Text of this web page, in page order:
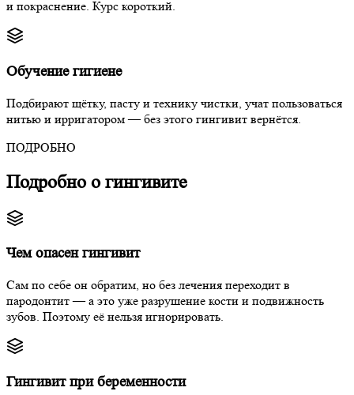
и покраснение. Курс короткий.
Обучение гигиене
Подбирают щётку, пасту и технику чистки, учат пользоваться
нитью и ирригатором — без этого гингивит вернётся.
ПОДРОБНО
Подробно о гингивите
Чем опасен гингивит
Сам по себе он обратим, но без лечения переходит в
пародонтит — а это уже разрушение кости и подвижность
зубов. Поэтому её нельзя игнорировать.
Гингивит при беременности